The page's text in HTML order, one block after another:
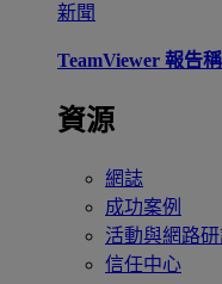
新聞
TeamViewer 報告
資源
網誌
成功案例
活動與網路
信任中心